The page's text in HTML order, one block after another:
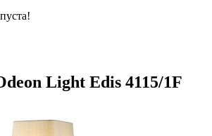
Light Edis 4115/1F